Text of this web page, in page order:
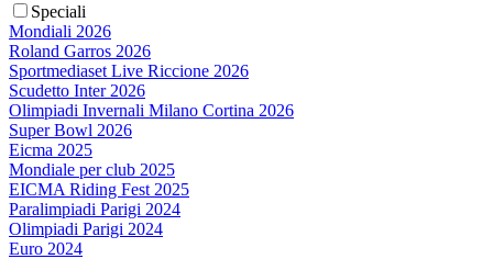
Speciali
Mondiali 2026
Roland Garros 2026
Sportmediaset Live Riccione 2026
Scudetto Inter 2026
Olimpiadi Invernali Milano Cortina 2026
Super Bowl 2026
Eicma 2025
Mondiale per club 2025
EICMA Riding Fest 2025
Paralimpiadi Parigi 2024
Olimpiadi Parigi 2024
Euro 2024